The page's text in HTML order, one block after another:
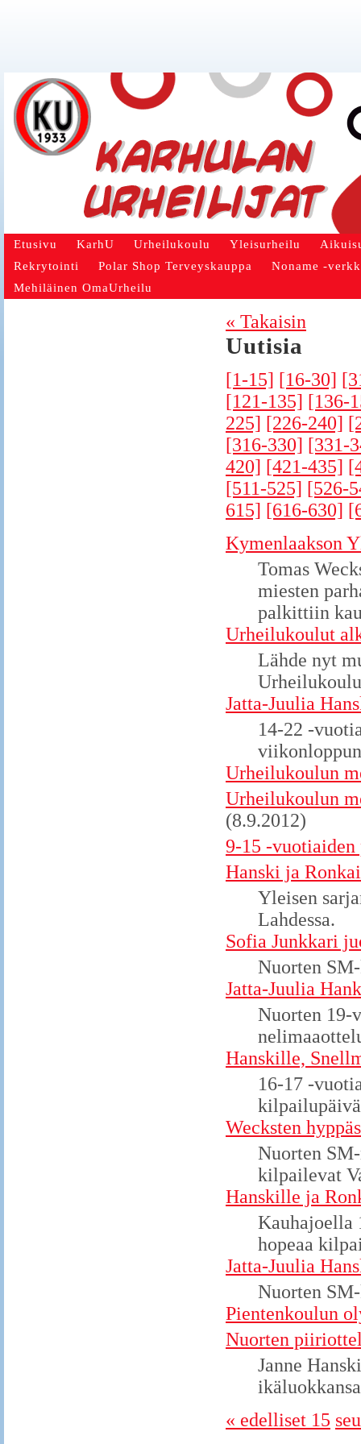
Etusivu KarhU Urheilukoulu Yleisurheilu
Rekrytointi
Polar Shop Terveyskauppa
Noname -
Mehiläinen OmaUrheilu
« Takaisin
Uutisia
[1-15] [16-30]
[121-135] [136-
225] [226-240]
[316-330] [331-
420] [421-435]
[511-525] [526-
615] [616-630]
Kymenlaakson
Tomas
miesten
palkittiin
Urheilukoulut
Lähde nyt
Jatta-Juulia
14-22 -
Urheilukoulun
Urheilukoulun
(8.9.2012)
9-15 -
Hanski ja
Yleisen
Lahdessa.
Sofia Junkkari
Nuorten
Jatta-Juulia
Nuorten 19-
Hanskille,
16-17 -
Wecksten
Nuorten
kilpailevat
Hanskille ja
Kauhajoella
hopeaa
Jatta-Juulia
Nuorten
Pientenkoulun
Nuorten
Janne
« edelliset 15